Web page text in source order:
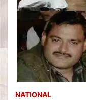
NATIONAL